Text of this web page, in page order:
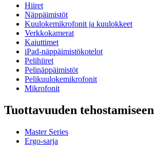
Hiiret
Näppäimistöt
Kuulokemikrofonit ja kuulokkeet
Verkkokamerat
Kaiuttimet
iPad-näppäimistökotelot
Pelihiiret
Pelinäppäimistöt
Pelikuulokemikrofonit
Mikrofonit
Tuottavuuden tehostamiseen
Master Series
Ergo-sarja